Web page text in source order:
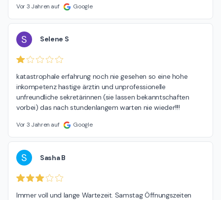
Vor 3 Jahren auf Google
S Selene S
katastrophale erfahrung noch nie gesehen so eine hohe
inkompetenz hastige ärztin und unprofessionelle
unfreundliche sekretärinnen (sie lassen bekanntschaften
vorbei) das nach stundenlangem warten nie wieder!!!!
Vor 3 Jahren auf Google
S Sasha B
Immer voll und lange Wartezeit. Samstag Öffnungszeiten